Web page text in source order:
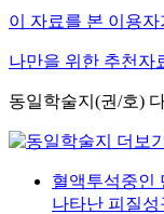
이 자료를 본 이용자
나만을 위한 추천자
동일학술지(권/호)
혈액투석중인
나타난 피질